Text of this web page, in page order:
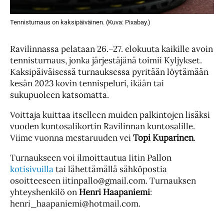
Tennisturnaus on kaksipäiväinen. (Kuva: Pixabay.)
Ravilinnassa pelataan 26.–27. elokuuta kaikille avoin
tennisturnaus, jonka järjestäjänä toimii Kyljykset.
Kaksipäiväisessä turnauksessa pyritään löytämään
kesän 2023 kovin tennispeluri, ikään tai
sukupuoleen katsomatta.
Voittaja kuittaa itselleen muiden palkintojen lisäksi
vuoden kuntosalikortin Ravilinnan kuntosalille.
Viime vuonna mestaruuden veiTopi Kuparinen.
Turnaukseen voi ilmoittautua Iitin Pallon
kotisivuillatai lähettämällä sähköpostia
osoitteeseen iitinpallo@gmail.com. Turnauksen
yhteyshenkilö on Henri Haapaniemi:
henri_haapaniemi@hotmail.com.